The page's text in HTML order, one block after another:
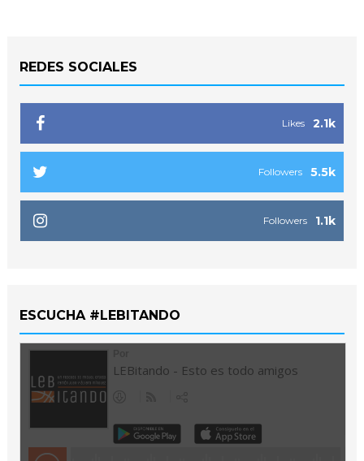
REDES SOCIALES
2.1k
Likes
5.5k
Followers
1.1k
Followers
ESCUCHA #LEBITANDO